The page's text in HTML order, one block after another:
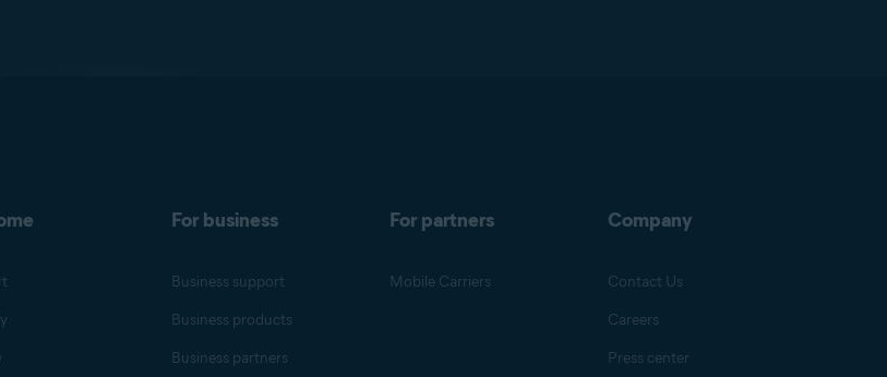
For business
Business support
Business products
Business partners
For partners
Mobile Carriers
Company
Contact Us
Careers
Press center